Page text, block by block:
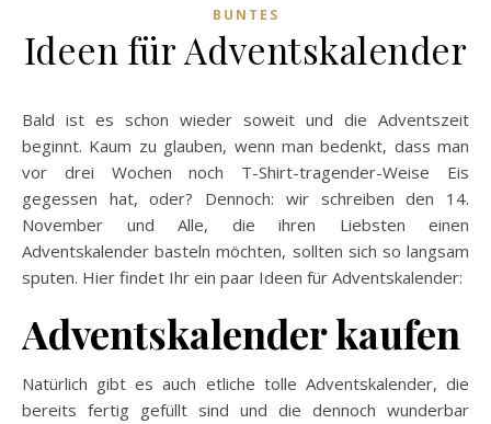
BUNTES
Ideen für Adventskalender
Bald ist es schon wieder soweit und die Adventszeit
beginnt. Kaum zu glauben, wenn man bedenkt, dass man
vor drei Wochen noch T-Shirt-tragender-Weise Eis
gegessen hat, oder? Dennoch: wir schreiben den 14.
November und Alle, die ihren Liebsten einen
Adventskalender basteln möchten, sollten sich so langsam
sputen. Hier findet Ihr ein paar Ideen für Adventskalender:
Adventskalender kaufen
Natürlich gibt es auch etliche tolle Adventskalender, die
bereits fertig gefüllt sind und die dennoch wunderbar